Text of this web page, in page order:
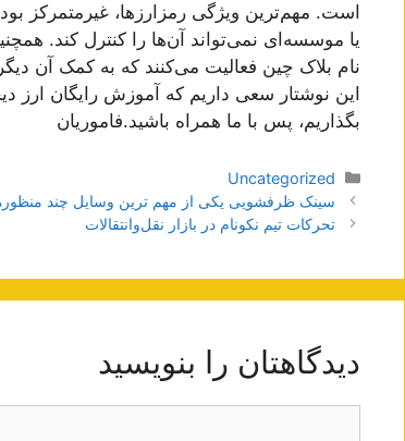
است. مهم‌ترین ویژگی رمزارزها، غیرمتمرکز
یا موسسه‌ای نمی‌تواند آن‌ها را کنترل کند.
نام بلاک چین فعالیت می‌کنند که به کمک آن
این نوشتار سعی داریم که آموزش رایگان ارز
بگذاریم، پس با ما همراه باشید.فاموریان
دسته‌ها
Uncategorized
ناوبری
نوشته‌ها
سینک ظرفشویی یکی از مهم ترین وسایل چند
تحرکات تیم نکونام در بازار نقل‌و‌انتقالات
دیدگاهتان را بنویسید